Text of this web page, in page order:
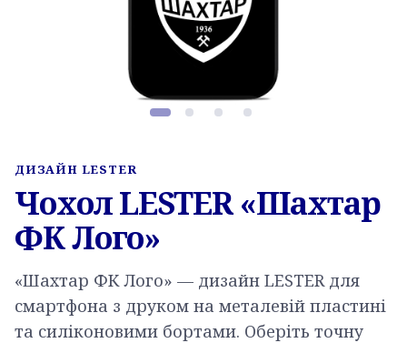
ДИЗАЙН LESTER
Чохол LESTER «Шахтар
ФК Лого»
«Шахтар ФК Лого» — дизайн LESTER для
смартфона з друком на металевій пластині
та силіконовими бортами. Оберіть точну